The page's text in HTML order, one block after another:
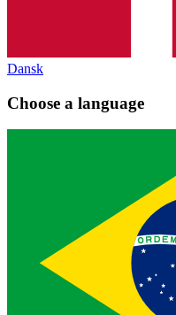
Dansk
Choose a language